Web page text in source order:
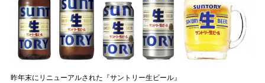
昨年末にリニューアルされた『サントリー生ビール』